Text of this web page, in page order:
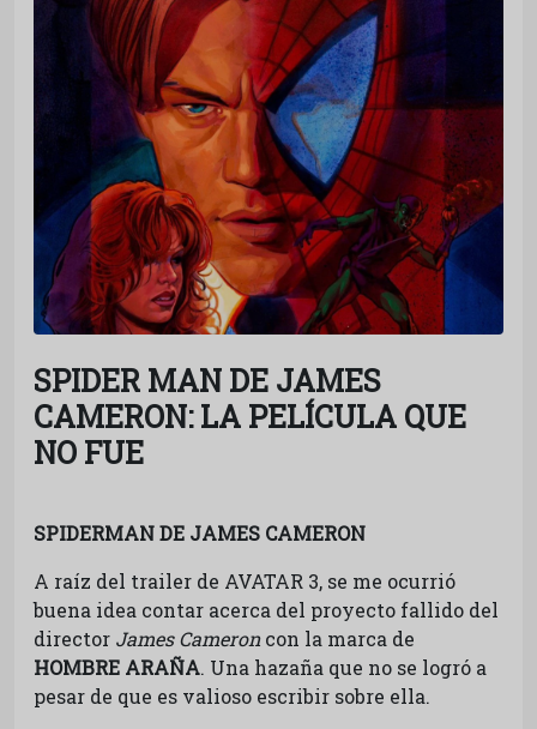
SPIDER MAN DE JAMES
CAMERON: LA PELÍCULA QUE
NO FUE
SPIDERMAN DE JAMES CAMERON
A raíz del trailer de AVATAR 3, se me ocurrió
buena idea contar acerca del proyecto fallido del
director James Cameroncon la marca de
HOMBRE ARAÑA. Una hazaña que no se logró a
pesar de que es valioso escribir sobre ella.